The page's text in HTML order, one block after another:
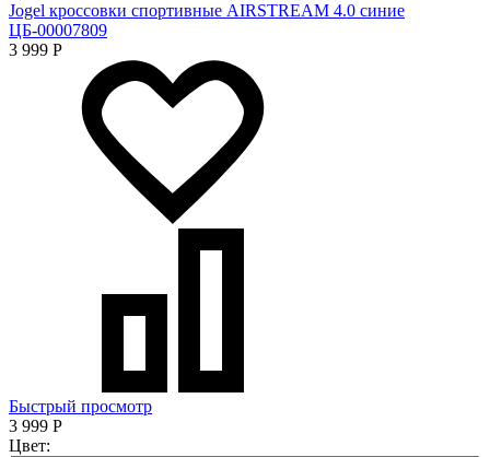
Jogel кроссовки спортивные AIRSTREAM 4.0 синие
ЦБ-00007809
3 999 Р
Быстрый просмотр
3 999 Р
Цвет: